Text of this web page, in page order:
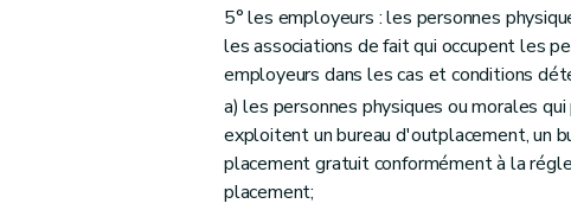
Chapitre V Méthodes particulières de contrôle
5° les employeurs : les personnes
les associations de fait qui occupent les
employeurs dans les cas et conditions
a) les personnes physiques ou morales
exploitent un bureau d'outplacement, un
placement gratuit conformément à la
placement;